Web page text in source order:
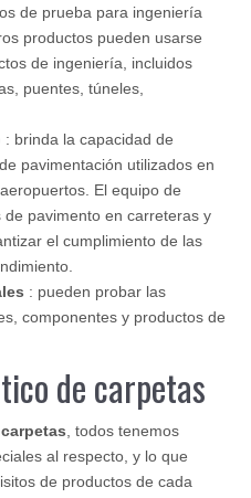
de prueba para ingeniería
productos pueden usarse
de ingeniería, incluidos
puentes, túneles,
: brinda la capacidad de
pavimentación utilizados en
El equipo de
pavimento en carreteras y
el cumplimiento de las
: pueden probar las
componentes y productos de
de carpetas
, todos tenemos
al respecto, y lo que
de productos de cada